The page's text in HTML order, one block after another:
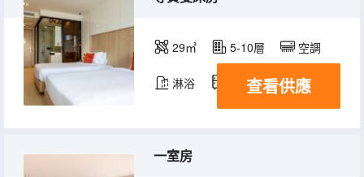
29㎡ 5-10層 空調
淋浴 冰箱查看供應
一室房